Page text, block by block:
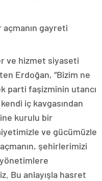
gayreti
ve hizmet siyaseti
Erdoğan, “Bizim ne
parti faşizminin utancı
iç kavgasından
kurulu bir
ve gücümüzle
şehirlerimizi
Bu anlayışla hasret